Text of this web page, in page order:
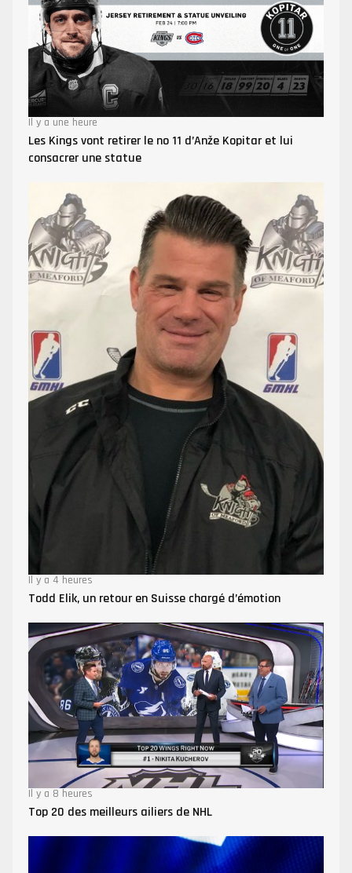
Il y a une heure
Les Kings vont retirer le no 11 d’Anže Kopitar et lui
consacrer une statue
Il y a 4 heures
Todd Elik, un retour en Suisse chargé d’émotion
Il y a 8 heures
Top 20 des meilleurs ailiers de NHL